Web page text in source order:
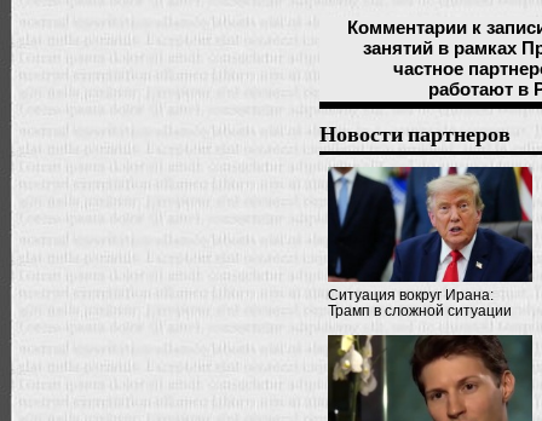
Комментарии к
занятий в рамках
частное
работают в
Новости партнеров
Ситуация вокруг Ирана:
Трамп в сложной ситуации